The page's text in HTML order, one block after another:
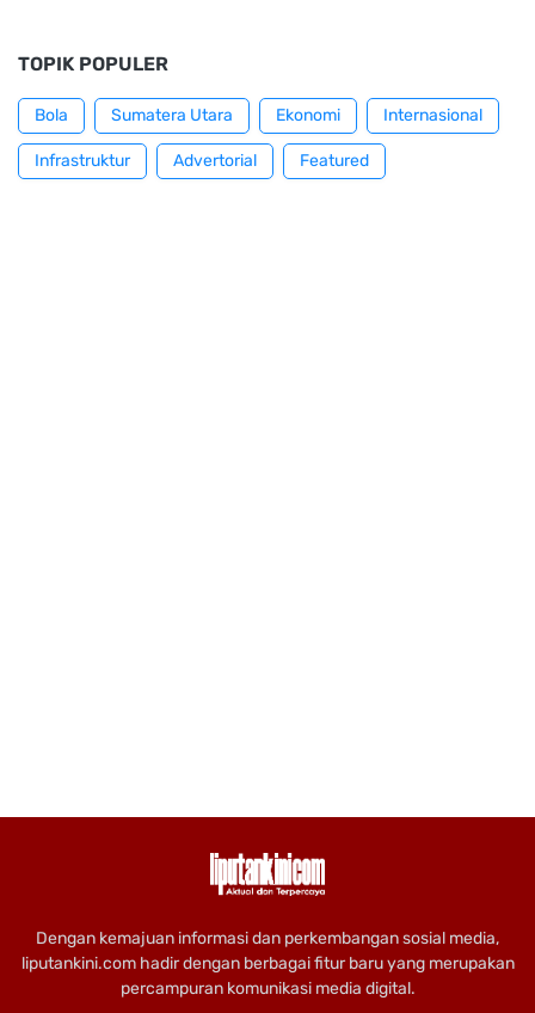
TOPIK POPULER
Bola Sumatera Utara Ekonomi Internasional
Infrastruktur Advertorial Featured
Dengan kemajuan informasi dan perkembangan sosial media,
liputankini.com hadir dengan berbagai fitur baru yang merupakan
percampuran komunikasi media digital.